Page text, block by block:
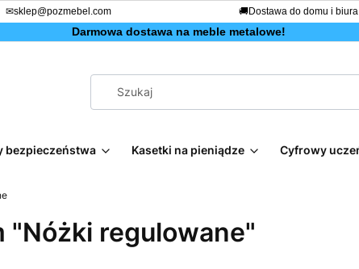
✉sklep@pozmebel.com 🚚Dostawa do domu i biura
Darmowa dostawa na meble metalowe!
bezpieczeństwa Kasetki na pieniądze Cyfrowy
"Nóżki regulowane"